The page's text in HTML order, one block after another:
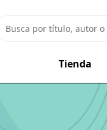
Tienda